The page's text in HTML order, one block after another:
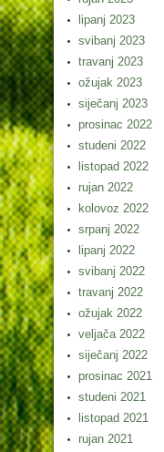
lipanj 2023
svibanj 2023
travanj 2023
ožujak 2023
siječanj 2023
prosinac 2022
studeni 2022
listopad 2022
rujan 2022
kolovoz 2022
srpanj 2022
lipanj 2022
svibanj 2022
travanj 2022
ožujak 2022
veljača 2022
siječanj 2022
prosinac 2021
studeni 2021
listopad 2021
rujan 2021